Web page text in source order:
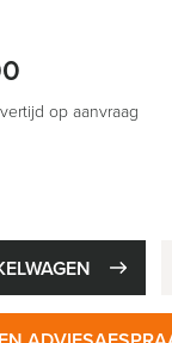
op aanvraag